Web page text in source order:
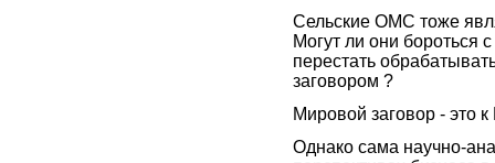
Сельские ОМС тоже
Могут ли они бороться
перестать
заговором ?
Мировой заговор -
Однако сама научно-